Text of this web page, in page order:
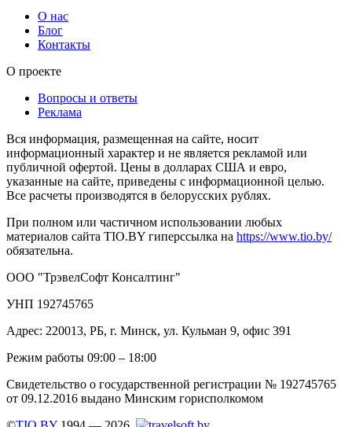
О нас
Блог
Контакты
О проекте
Вопросы и ответы
Реклама
Вся информация, размещенная на сайте, носит
информационный характер и не является рекламой или
публичной офертой. Цены в долларах США и евро,
указанные на сайте, приведены с информационной целью.
Все расчеты производятся в белорусских рублях.
При полном или частичном использовании любых
материалов сайта TIO.BY гиперссылка на https://www.tio.by/
обязательна.
ООО "ТрэвелСофт Консалтинг"
УНП 192745765
Адрес: 220013, РБ, г. Минск, ул. Кульман 9, офис 391
Режим работы 09:00 – 18:00
Свидетельство о государственной регистрации № 192745765
от 09.12.2016 выдано Минским горисполкомом